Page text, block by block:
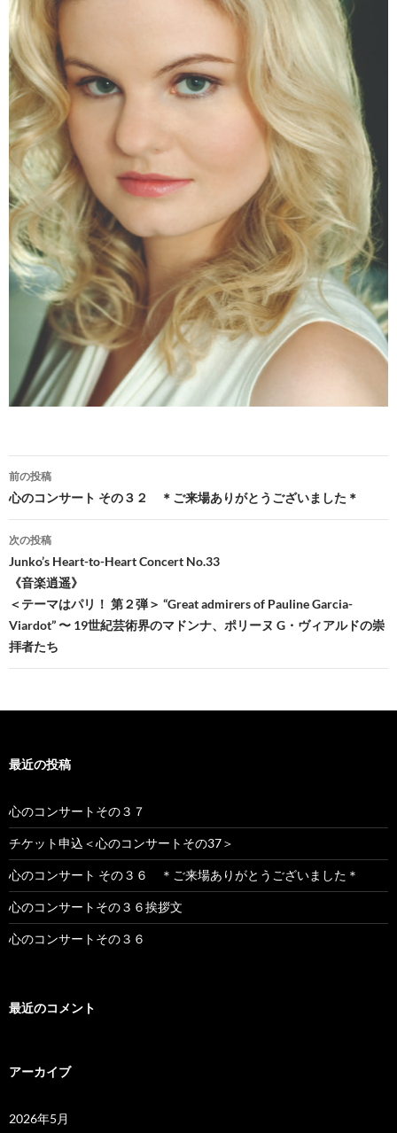
投
稿
ナ
ビ
ゲ
ー
シ
ン
前の投稿
心のコンサート その３２ ＊ご来場ありがとうございました＊
次の投稿
Junko’s Heart-to-Heart Concert No.33
《音楽逍遥》
＜テーマはパリ！ 第２弾＞ “Great admirers of Pauline Garcia-
Viardot” 〜 19世紀芸術界のマドンナ、ポリーヌ G・ヴィアルドの崇
拝者たち
最近の投稿
心のコンサートその３７
チケット申込＜心のコンサートその37＞
心のコンサート その３６ ＊ご来場ありがとうございました＊
心のコンサートその３６挨拶文
心のコンサートその３６
最近のコメント
アーカイブ
2026年5月